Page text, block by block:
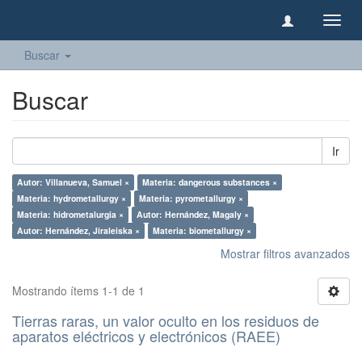
Buscar
Buscar
Ir
Autor: Villanueva, Samuel ×
Materia: dangerous substances ×
Materia: hydrometallurgy ×
Materia: pyrometallurgy ×
Materia: hidrometalurgia ×
Autor: Hernández, Magaly ×
Autor: Hernández, Jiraleiska ×
Materia: biometallurgy ×
Mostrar filtros avanzados
Mostrando ítems 1-1 de 1
Tierras raras, un valor oculto en los residuos de
aparatos eléctricos y electrónicos (RAEE)